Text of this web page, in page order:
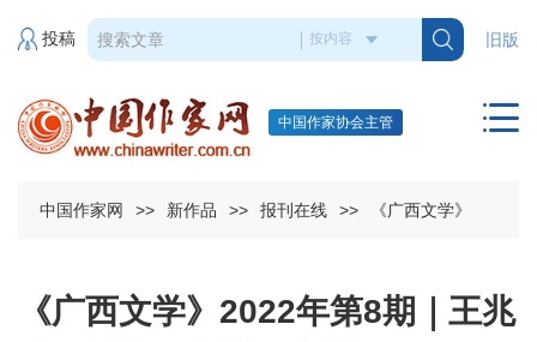
旧版
投稿
中国作家协会主管
中国作家网 >> 新作品 >> 报刊在线 >> 《广西文学》
《广西文学》2022年第8期｜王兆